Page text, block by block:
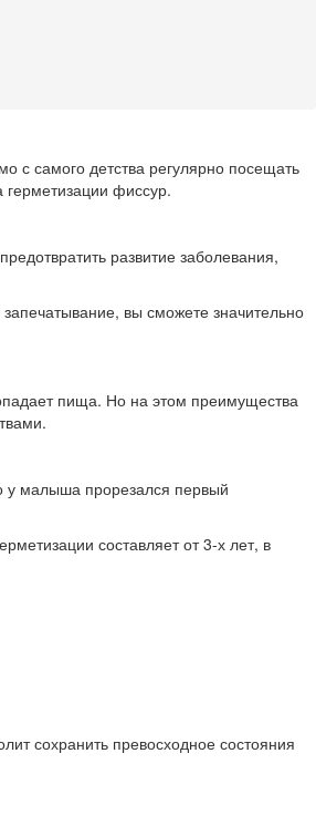
с самого детства регулярно посещать
фиссур.
развитие заболевания,
вы сможете значительно
пища. Но на этом преимущества
у малыша прорезался первый
составляет от 3-х лет, в
сохранить превосходное состояния